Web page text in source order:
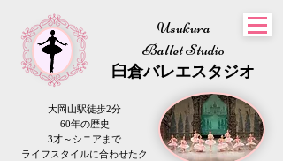
Usukura
Ballet Studio
​臼倉バレエスタジオ
大岡山駅徒歩2分
60年の歴史
3才～シニアまで
​ライフスタイルに合わせたク